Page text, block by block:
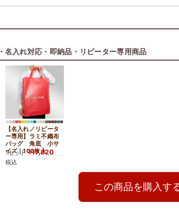
応する中縦サイズ
り用バッグとしても便利です。
めもできる実用仕様
（※防水ではありません）で、 急な雨や水濡れ対策
販促物の封入作業もスムーズです。
名入れ対応・即納品・リピーター専用商品
【名入れ／リピータ
ー専用】ラミ不織布
バッグ 角底 小サ
イズ｜100枚入
1セット ¥17,820
税込
この商品を購入す